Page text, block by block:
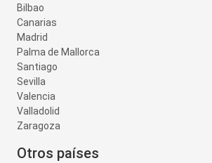
Bilbao
Canarias
Madrid
Palma de Mallorca
Santiago
Sevilla
Valencia
Valladolid
Zaragoza
Otros países